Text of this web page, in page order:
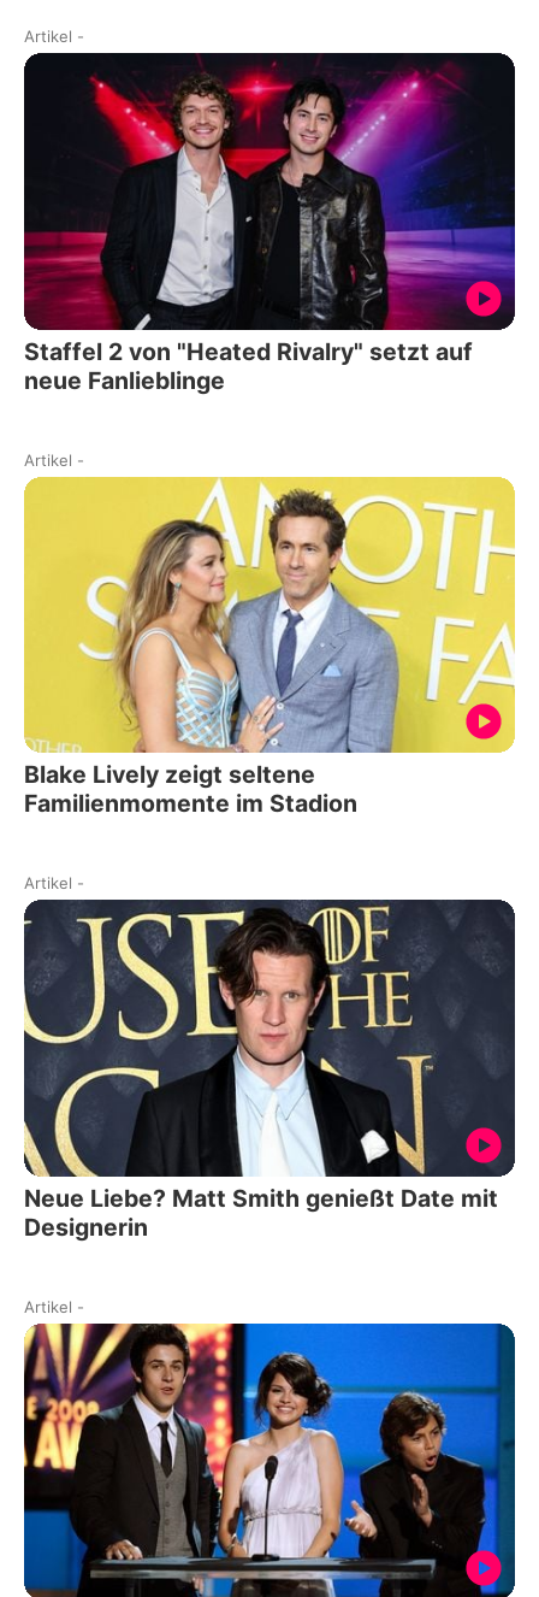
Artikel -
Staffel 2 von "Heated Rivalry" setzt auf
neue Fanlieblinge
Artikel -
Blake Lively zeigt seltene
Familienmomente im Stadion
Artikel -
Neue Liebe? Matt Smith genießt Date mit
Designerin
Artikel -